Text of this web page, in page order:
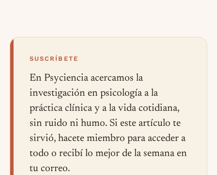
SUSCRÍBETE
En Psyciencia acercamos la
investigación en psicología a la
práctica clínica y a la vida cotidiana,
sin ruido ni humo. Si este artículo te
sirvió, hacete miembro para acceder a
todo o recibí lo mejor de la semana en
tu correo.